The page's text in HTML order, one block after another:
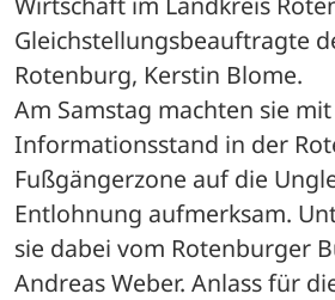
Gleichstellungsbeauftragte
Rotenburg, Kerstin Blome.
Am Samstag machten sie
Informationsstand in der
Fußgängerzone auf die
Entlohnung aufmerksam.
sie dabei vom Rotenburger
Andreas Weber. Anlass für